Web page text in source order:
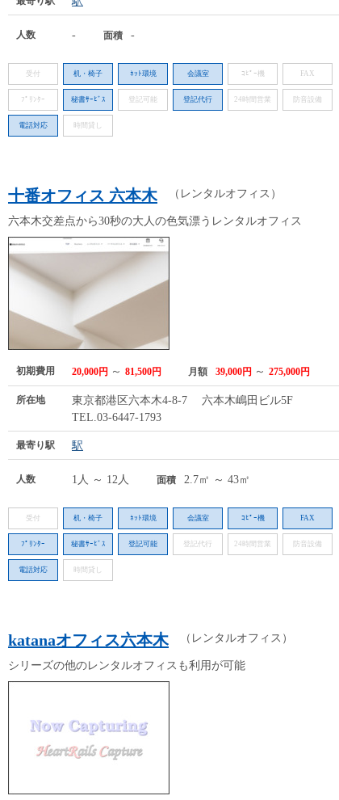
人数 - 面積 -
受付 机・椅子 ﾈｯﾄ環境 会議室 ｺﾋﾟｰ機 FAX
ﾌﾟﾘﾝﾀｰ 秘書ｻｰﾋﾞｽ 登記可能 登記代行 24時間営業 防音設備
電話対応 時間貸し
十番オフィス 六本木 （レンタルオフィス）
六本木交差点から30秒の大人の色気漂うレンタルオフィス
初期費用 20,000円 ～ 81,500円 月額 39,000円 ～ 275,000円
所在地
東京都港区六本木4-8-7 六本木嶋田ビル5F
TEL.03-6447-1793
最寄り駅 駅
人数 1人 ～ 12人 面積 2.7㎡ ～ 43㎡
受付 机・椅子 ﾈｯﾄ環境 会議室 ｺﾋﾟｰ機 FAX
ﾌﾟﾘﾝﾀｰ 秘書ｻｰﾋﾞｽ 登記可能 登記代行 24時間営業 防音設備
電話対応 時間貸し
katanaオフィス六本木 （レンタルオフィス）
シリーズの他のレンタルオフィスも利用が可能